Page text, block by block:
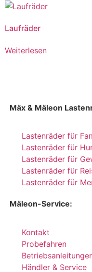
Laufräder
Weiterlesen
Mäx & Mäleon
Lastenräder für
Lastenräder für
Lastenräder für
Lastenräder für
Lastenräder für
Mäleon-Service:
Kontakt
Probefahren
Händler & Service